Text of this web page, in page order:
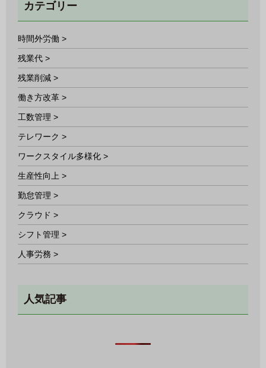
カテゴリー
時間外労働 >
残業代 >
残業削減 >
働き方改革 >
工数管理 >
テレワーク >
ワークスタイル多様化 >
生産性向上 >
勤怠管理 >
クラウド >
シフト管理 >
人事労務 >
人気記事